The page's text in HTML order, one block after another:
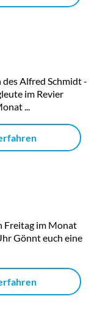
Alfred Schmidt -
im Revier
...
Freitag im Monat
Gönnt euch eine